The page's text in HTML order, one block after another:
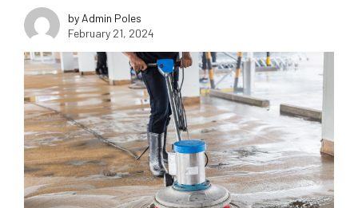
by Admin Poles
February 21, 2024